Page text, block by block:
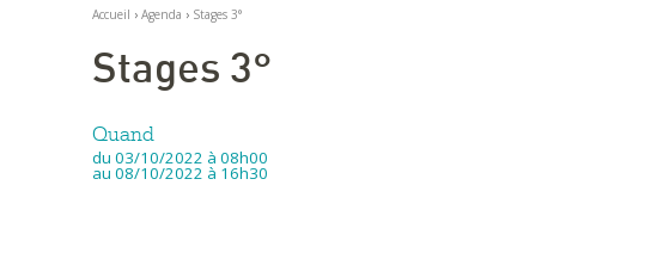
Accueil › Agenda › Stages 3°
Stages 3°
Quand
du 03/10/2022 à 08h00
au 08/10/2022 à 16h30